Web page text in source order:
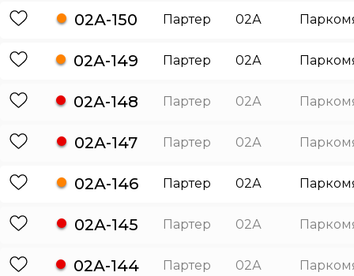
02А-150 Партер 02А
02А-149 Партер 02А
02А-148 Партер 02А
02А-147 Партер 02А
02А-146 Партер 02А
02А-145 Партер 02А
02А-144 Партер 02А